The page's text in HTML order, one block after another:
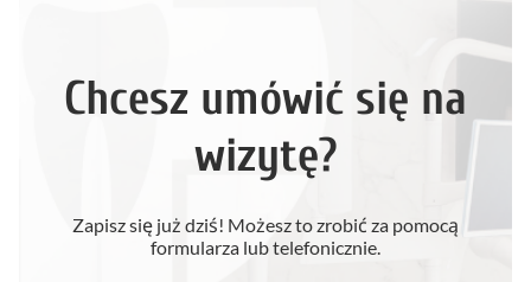
Chcesz umówić się na
wizytę?
Zapisz się już dziś! Możesz to zrobić za pomocą
formularza lub telefonicznie.